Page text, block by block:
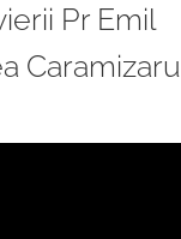
Pr Emil
Caramizaru